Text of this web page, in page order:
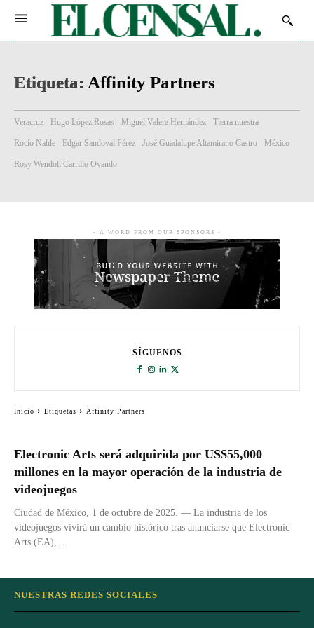
Etiqueta: Affinity Partners
Veracruz Hugo López Rosas Miguel Valera Hernández Tierra nuestra
Rocío Nahle Edgar Sandoval Pérez José Guadalupe Altamirano Castro México
Rosy Wendoli Carrillo Ovando
Electronic Arts será adquirida por US$55,000
millones en la mayor operación de la industria de
videojuegos
Ciudad de México, 1 de octubre de 2025. — La industria de los
videojuegos vivirá un cambio histórico tras anunciarse que Electronic
Arts (EA),...
- A WORD FROM OUR SPONSORS -
SÍGUENOS
Inicio Etiquetas Affinity Partners
NUESTRAS REDES SOCIALES